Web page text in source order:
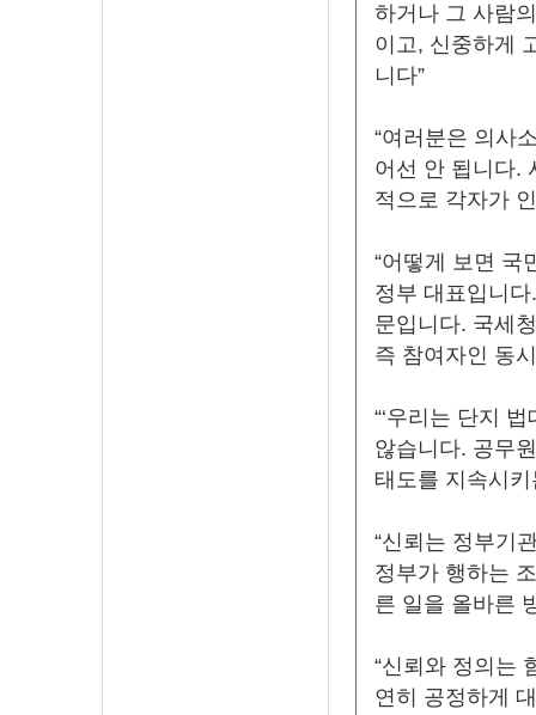
하거나 그 사람
이고, 신중하게
니다”
“여러분은 의사
어선 안 됩니다.
적으로 각자가
“어떻게 보면 국
정부 대표입니
문입니다. 국세
즉 참여자인 동
“‘우리는 단지
않습니다. 공무
태도를 지속시
“신뢰는 정부기
정부가 행하는
른 일을 올바른
“신뢰와 정의는
연히 공정하게